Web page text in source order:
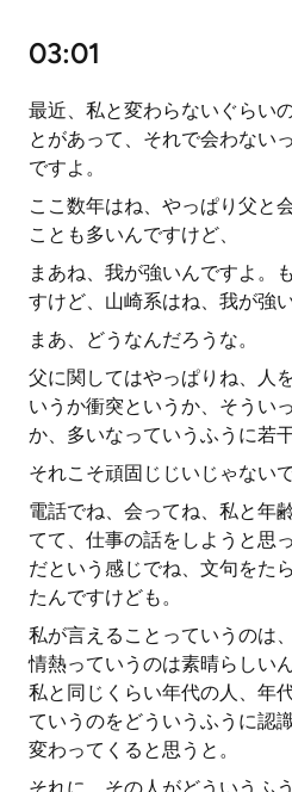
03:01
最近、私と変わらないぐらい
とがあって、それで会わない
ですよ。
ここ数年はね、やっぱり父と
ことも多いんですけど、
まあね、我が強いんですよ。
すけど、山崎系はね、我が強
まあ、どうなんだろうな。
父に関してはやっぱりね、人
いうか衝突というか、そうい
か、多いなっていうふうに若
それこそ頑固じじいじゃない
電話でね、会ってね、私と年
てて、仕事の話をしようと思
だという感じでね、文句をた
たんですけども。
私が言えることっていうのは
情熱っていうのは素晴らしい
私と同じくらい年代の人、年
ていうのをどういうふうに認
変わってくると思うと。